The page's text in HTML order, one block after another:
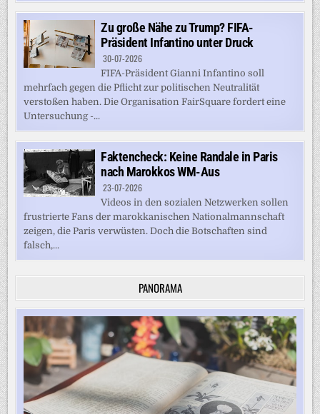
Zu große Nähe zu Trump? FIFA-
Präsident Infantino unter Druck
30-07-2026
FIFA-Präsident Gianni Infantino soll
mehrfach gegen die Pflicht zur politischen Neutralität
verstoßen haben. Die Organisation FairSquare fordert eine
Untersuchung -...
Faktencheck: Keine Randale in Paris
nach Marokkos WM-Aus
23-07-2026
Videos in den sozialen Netzwerken sollen
frustrierte Fans der marokkanischen Nationalmannschaft
zeigen, die Paris verwüsten. Doch die Botschaften sind
falsch,...
PANORAMA